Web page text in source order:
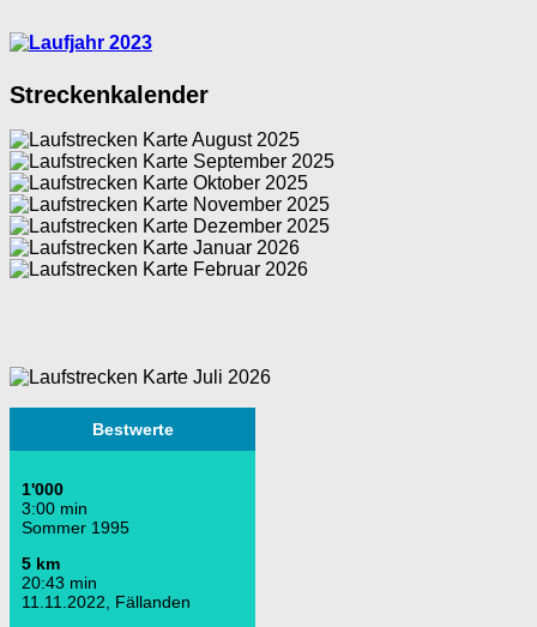
Streckenkalender
Bestwerte
1'000
3:00 min
Sommer 1995
5 km
20:43 min
11.11.2022, Fällanden